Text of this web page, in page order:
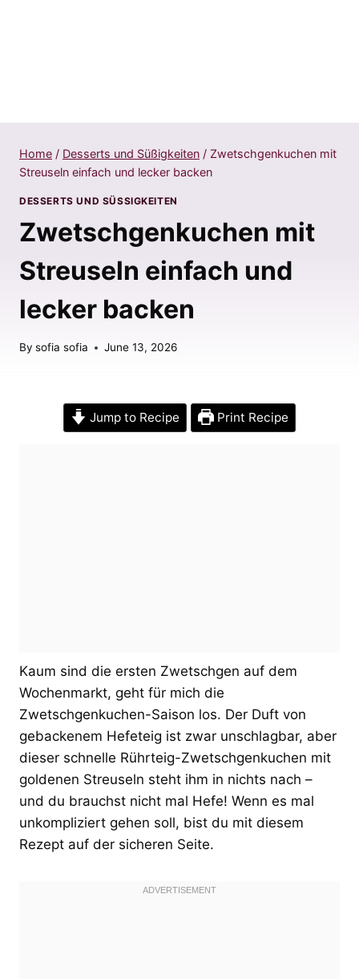
Home / Desserts und Süßigkeiten / Zwetschgenkuchen mit
Streuseln einfach und lecker backen
DESSERTS UND SÜSSIGKEITEN
Zwetschgenkuchen mit
Streuseln einfach und
lecker backen
By sofia sofia June 13, 2026
Jump to Recipe Print Recipe
Kaum sind die ersten Zwetschgen auf dem
Wochenmarkt, geht für mich die
Zwetschgenkuchen-Saison los. Der Duft von
gebackenem Hefeteig ist zwar unschlagbar, aber
dieser schnelle Rührteig-Zwetschgenkuchen mit
goldenen Streuseln steht ihm in nichts nach –
und du brauchst nicht mal Hefe! Wenn es mal
unkompliziert gehen soll, bist du mit diesem
Rezept auf der sicheren Seite.